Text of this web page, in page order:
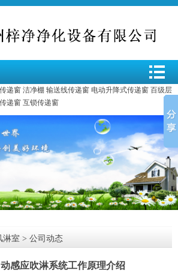
传递窗 洁净棚 输送线传递窗 电动升降式传递窗 百级层
递窗 互锁传递窗
淋室 > 公司动态
感应吹淋系统工作原理介绍